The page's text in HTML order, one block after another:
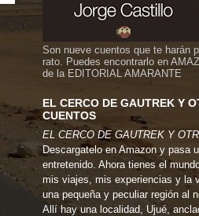
Son nueve cuentos que te harán
rato. Puedes encontrarlo en
de la EDITORIAL AMARANTE
EL CERCO DE GAUTREK Y
CUENTOS
EL CERCO DE GAUTREK Y
Descargatelo en Amazon y pasa
entretenido. Ahora tienes el
mis viajes, mis experiencias y la
una pequeña y peculiar región al
Allí hay una localidad, Ujué,